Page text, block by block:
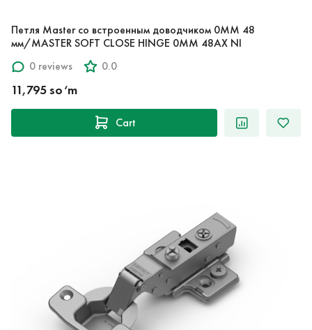
Петля Master со встроенным доводчиком 0ММ 48
мм/MASTER SOFT CLOSE HINGE 0MM 48AX NI
0 reviews
0.0
11,795 so‘m
Cart